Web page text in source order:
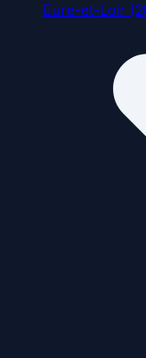
Eure-et-Loir